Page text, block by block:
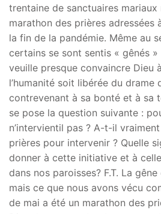
trentaine de sanctuaires
marathon des prières adressées
la fin de la pandémie. Même au
certains se sont sentis « gênés »
veuille presque convaincre Dieu
l’humanité soit libérée du drame
contrevenant à sa bonté et à sa
se pose la question suivante :
n’intervientil pas ? A-t-il
prières pour intervenir ? Quelle
donner à cette initiative et à
dans nos paroisses? F.T. La
mais ce que nous avons vécu
de mai a été un marathon des